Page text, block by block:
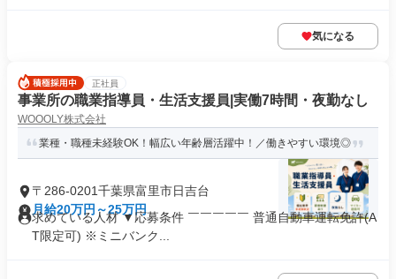
気になる
正社員
事業所の職業指導員・生活支援員|実働7時間・夜勤なし
WOOOLY株式会社
業種・職種未経験OK！幅広い年齢層活躍中！／働きやすい環境◎
〒286-0201千葉県富里市日吉台
月給20万円～25万円
求めている人材 ▼応募条件 ￣￣￣￣￣ 普通⾃動⾞運転免許(A
T限定可) ※ミニバンク...